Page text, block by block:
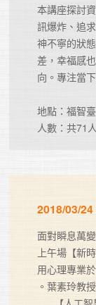
本講座探討
訊爆炸、追
神不寧的狀
差，幸福感
向。專注當
地點：福智
2018/03/
面對瞬息萬
上午場【新
用心理專業
。葉素玲教